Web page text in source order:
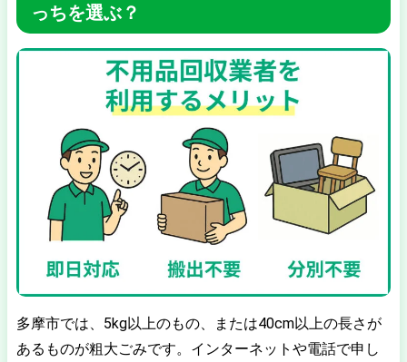
っちを選ぶ？
多摩市では、5kg以上のもの、または40cm以上の長さが
あるものが粗大ごみです。インターネットや電話で申し